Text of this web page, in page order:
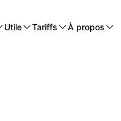
Utile Tariffs À propos